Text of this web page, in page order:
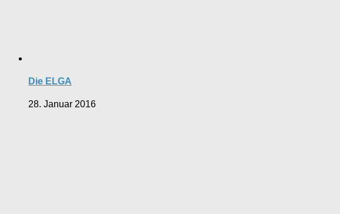
Die ELGA
28. Januar 2016